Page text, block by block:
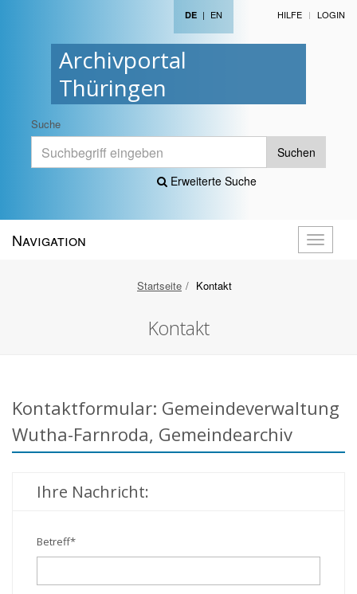
Archivportal
Thüringen
DE | EN HILFE LOGIN
Suche
Suchen
Erweiterte Suche
öffnen
Navigation
Startseite Kontakt
Kontakt
Kontaktformular: Gemeindeverwaltung
Wutha-Farnroda, Gemeindearchiv
Ihre Nachricht:
Betreff*